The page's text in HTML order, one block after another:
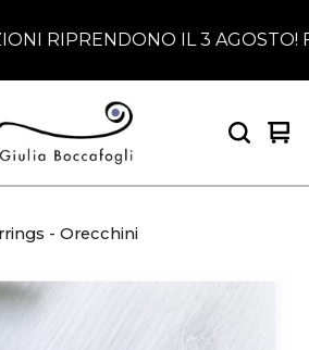
RIPRENDONO IL 3 AGOSTO!
0
- Orecchini